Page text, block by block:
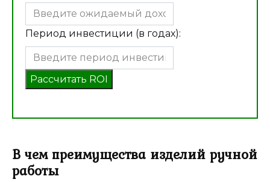
Период инвестиции (в годах):
Рассчитать ROI
В чем преимущества изделий ручной
работы